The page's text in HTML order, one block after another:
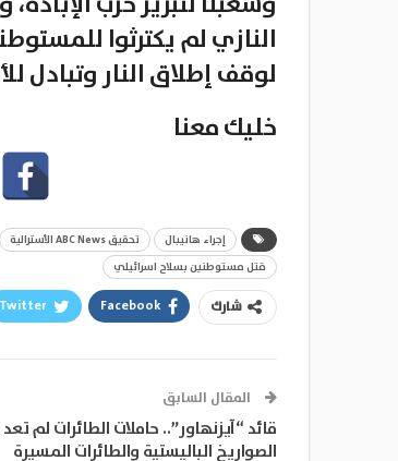
النازي لم يكترثوا
لوقف إطلاق النار وتبادل
خليك معنا
إجراء هانيبال تحقيق ABC News الأسترالية
قتل مستوطنين بسلاح اسرائيلي
شارك Facebook
Twitter
المقال السابق
قائد “آيزنهاور”.. حاملات الطائرات لم
الصواريخ الباليستية والطائرات المسيرة